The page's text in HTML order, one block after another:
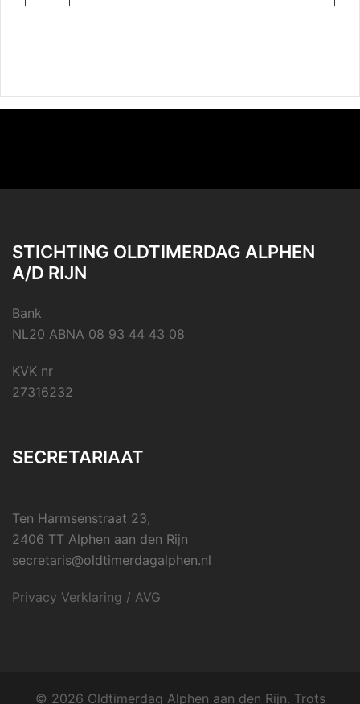
STICHTING OLDTIMERDAG ALPHEN
A/D RIJN
Bank
NL20 ABNA 08 93 44 43 08
KVK nr
27316232
SECRETARIAAT
Ten Harmsenstraat 23,
2406 TT Alphen aan den Rijn
secretaris@oldtimerdagalphen.nl
Privacy Verklaring / AVG
© 2026 Oldtimerdag Alphen aan den Rijn. Trots